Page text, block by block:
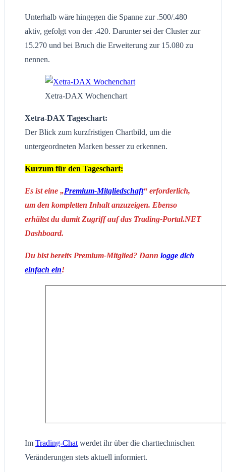
Unterhalb wäre hingegen die Spanne zur .500/.480
aktiv, gefolgt von der .420. Darunter sei der Cluster zur
15.270 und bei Bruch die Erweiterung zur 15.080 zu
nennen.
Xetra-DAX Wochenchart
Xetra-DAX Tageschart:
Der Blick zum kurzfristigen Chartbild, um die
untergeordneten Marken besser zu erkennen.
Kurzum für den Tageschart:
Es ist eine „Premium-Mitgliedschaft“ erforderlich,
um den kompletten Inhalt anzuzeigen. Ebenso
erhältst du damit Zugriff auf das Trading-Portal.NET
Dashboard.
Du bist bereits Premium-Mitglied? Dann logge dich
einfach ein!
Im Trading-Chat werdet ihr über die charttechnischen
Veränderungen stets aktuell informiert.